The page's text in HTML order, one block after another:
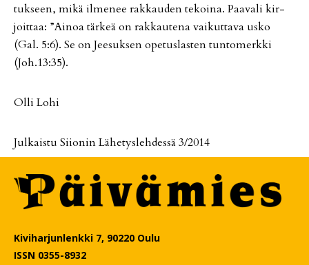
tuk­seen, mikä il­me­nee rak­kau­den te­koi­na. Paa­va­li kir­
joit­taa: ”Ai­noa tär­keä on rak­kau­te­na vai­kut­ta­va us­ko
(Gal. 5:6). Se on Jee­suk­sen ope­tus­las­ten tun­to­merk­ki
(Joh.13:35).
Ol­li Lohi
Jul­kais­tu Sii­o­nin Lä­he­tys­leh­des­sä 3/2014
Kiviharjunlenkki 7, 90220 Oulu
ISSN 0355-8932